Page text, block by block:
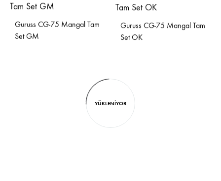
Guruss CG-75 Mangal Tam
Set GM
Guruss CG-75 Mangal Tam
Set OK
YÜKLENIYOR